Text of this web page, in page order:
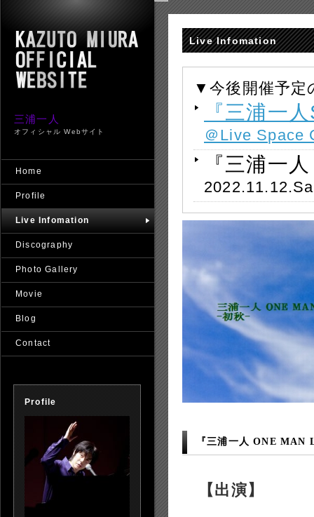
三浦一人
オフィシャル Webサイト
Home
Profile
Live Infomation
Discography
Photo Gallery
Movie
Blog
Contact
Profile
Live Infomation
▼今後開催予
『三浦一
＠Live Space
『三浦一
『三浦一人 ONE MAN
【出演】